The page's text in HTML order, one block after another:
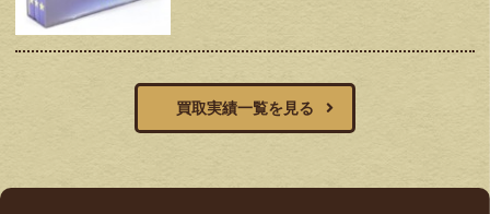
買取実績一覧を見る